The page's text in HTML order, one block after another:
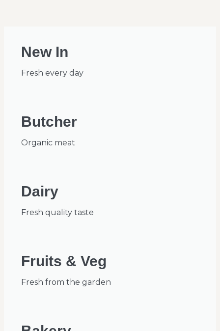
New In
Fresh every day
Butcher
Organic meat
Dairy
Fresh quality taste
Fruits & Veg
Fresh from the garden